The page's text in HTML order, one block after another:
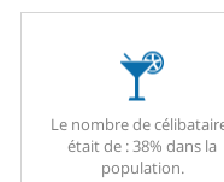
Le nombre de
était de : 38% dans la
population.